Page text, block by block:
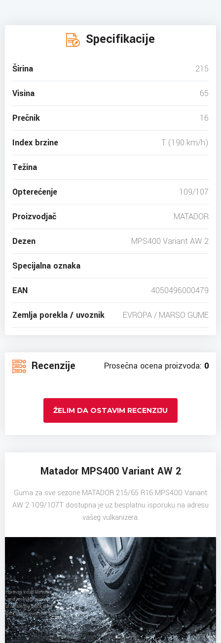
Specifikacije
Širina 215
Visina 65
Prečnik 16
Index brzine T (190 km/h)
Težina
Opterećenje 109/107
Proizvodjač MATADOR
Dezen MPS400 Variant AW 2
Specijalna oznaka
EAN 4050496000479
Zemlja porekla / uvoznik EVROPA / MARSO GUME
Recenzije Prosečna ocena proizvoda: 0
ŽELIM DA OSTAVIM RECENZIJU
Matador MPS400 Variant AW 2
Guma za sve sezone MATADOR 215/65 R16 MPS400 Variant
AW 2 109/107T dostupna je uz besplatnu isporuku na adresu
vašeg vulkanizera.